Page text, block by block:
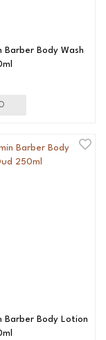
Barber Body Wash
Barber Body Lotion